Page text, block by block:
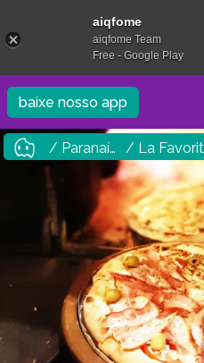
baixe nosso app
/ Paranaíba
aiqfome
aiqfome Team
Free - Google Play